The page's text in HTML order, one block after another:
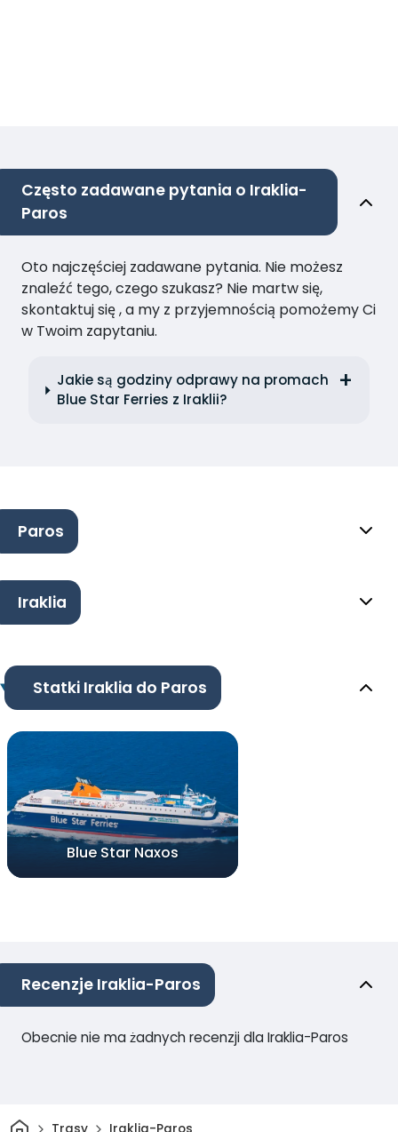
Często zadawane pytania o Iraklia-
Paros
Oto najczęściej zadawane pytania. Nie możesz
znaleźć tego, czego szukasz? Nie martw się,
skontaktuj się , a my z przyjemnością pomożemy Ci
w Twoim zapytaniu.
Jakie są godziny odprawy na promach
Blue Star Ferries z Iraklii?
Paros
Iraklia
Statki Iraklia do Paros
Blue Star Naxos
Recenzje Iraklia-Paros
Obecnie nie ma żadnych recenzji dla Iraklia-Paros
Dom